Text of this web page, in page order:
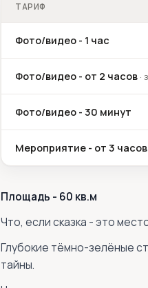
ТАРИФ
Фото/видео - 1 час
Фото/видео - от 2 часов ·
Фото/видео - 30 минут
Мероприятие - от 3 часов
Площадь - 60 кв.м
Что, если сказка - это
Глубокие тёмно-зелёные
тайны.